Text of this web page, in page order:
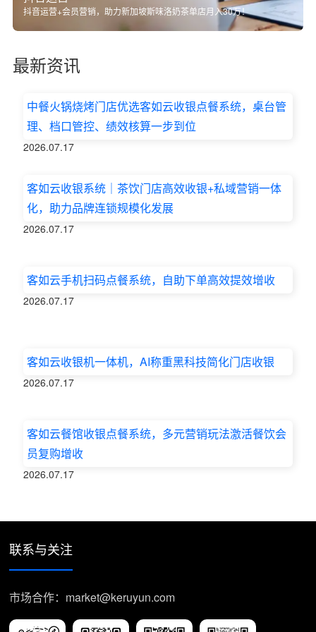
抖音运营+会员营销，助力新加坡斯味洛奶茶单店月入30万！
最新资讯
中餐火锅烧烤门店优选客如云收银点餐系统，桌台管
理、档口管控、绩效核算一步到位
2026.07.17
客如云收银系统｜茶饮门店高效收银+私域营销一体
化，助力品牌连锁规模化发展
2026.07.17
客如云手机扫码点餐系统，自助下单高效提效增收
2026.07.17
客如云收银机一体机，AI称重黑科技简化门店收银
2026.07.17
客如云餐馆收银点餐系统，多元营销玩法激活餐饮会
员复购增收
2026.07.17
联系与关注
市场合作：market@keruyun.com